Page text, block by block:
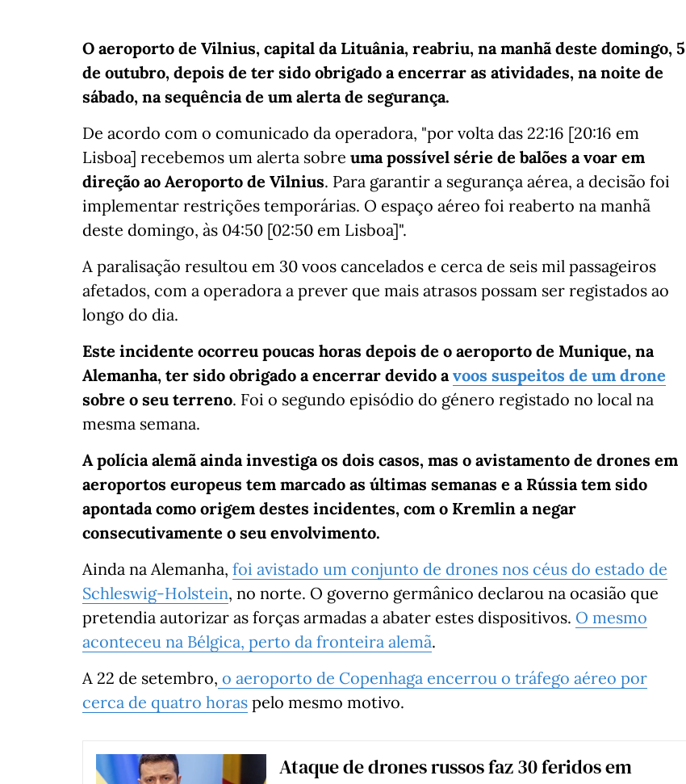
O aeroporto de Vilnius, capital da Lituânia, reabriu, na manhã deste domingo, 5
de outubro, depois de ter sido obrigado a encerrar as atividades, na noite de
sábado, na sequência de um alerta de segurança.
De acordo com o comunicado da operadora, "por volta das 22:16 [20:16 em
Lisboa] recebemos um alerta sobre uma possível série de balões a voar em
direção ao Aeroporto de Vilnius. Para garantir a segurança aérea, a decisão foi
implementar restrições temporárias. O espaço aéreo foi reaberto na manhã
deste domingo, às 04:50 [02:50 em Lisboa]".
A paralisação resultou em 30 voos cancelados e cerca de seis mil passageiros
afetados, com a operadora a prever que mais atrasos possam ser registados ao
longo do dia.
Este incidente ocorreu poucas horas depois de o aeroporto de Munique, na
Alemanha, ter sido obrigado a encerrar devido avoos suspeitos de um drone
sobre o seu terreno. Foi o segundo episódio do género registado no local na
mesma semana.
A polícia alemã ainda investiga os dois casos, mas o avistamento de drones em
aeroportos europeus tem marcado as últimas semanas e a Rússia tem sido
apontada como origem destes incidentes, com o Kremlin a negar
consecutivamente o seu envolvimento.
Ainda na Alemanha, foi avistado um conjunto de drones nos céus do estado de
Schleswig-Holstein, no norte. O governo germânico declarou na ocasião que
pretendia autorizar as forças armadas a abater estes dispositivos. O mesmo
aconteceu na Bélgica, perto da fronteira alemã.
A 22 de setembro, o aeroporto de Copenhaga encerrou o tráfego aéreo por
cerca de quatro horas pelo mesmo motivo.
Ataque de drones russos faz 30 feridos em